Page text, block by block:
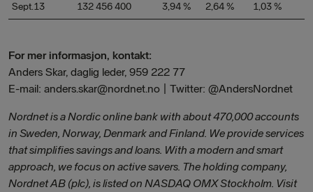
Sept.13 132 456 400 3,94 % 2,64 % 1,03 %
For mer informasjon, kontakt:
Anders Skar, daglig leder, 959 222 77
E-mail: anders.skar@nordnet.no | Twitter: @AndersNordnet
Nordnet is a Nordic online bank with about 470,000 accounts
in Sweden, Norway, Denmark and Finland. We provide services
that simplifies savings and loans. With a modern and smart
approach, we focus on active savers. The holding company,
Nordnet AB (plc), is listed on NASDAQ OMX Stockholm. Visit